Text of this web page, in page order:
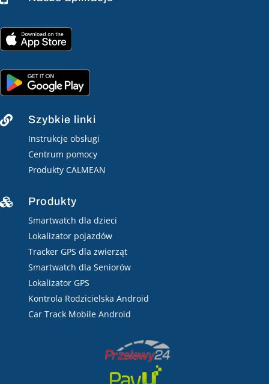
 Szybkie linki
Instrukcje obsługi
Centrum pomocy
Produkty CALMEAN
 Produkty
Smartwatch dla dzieci
Lokalizator pojazdów
Tracker GPS dla zwierząt
Smartwatch dla Seniorów
Lokalizator GPS
Kontrola Rodzicielska Android
Car Track Mobile Android